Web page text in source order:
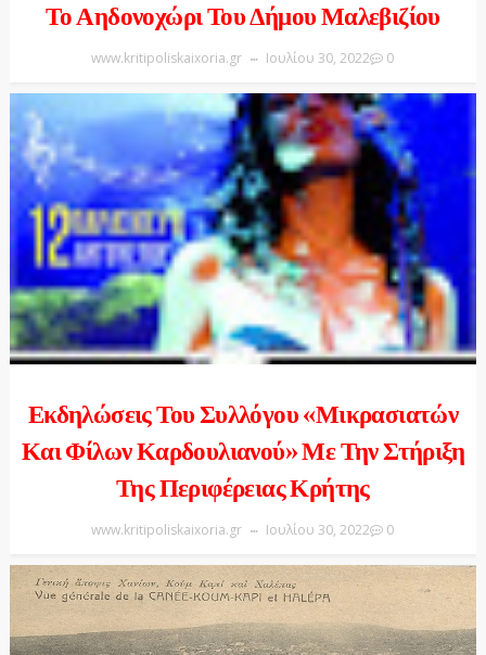
Το Αηδονοχώρι Του Δήμου Μαλεβιζίου
www.kritipoliskaixoria.gr Ιουλίου 30, 2022 0
Εκδηλώσεις Του Συλλόγου «Μικρασιατών
Και Φίλων Καρδουλιανού» Με Την Στήριξη
Της Περιφέρειας Κρήτης
www.kritipoliskaixoria.gr Ιουλίου 30, 2022 0